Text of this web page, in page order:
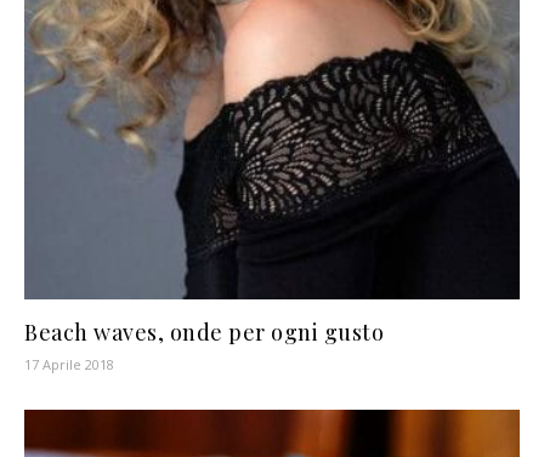
Beach waves, onde per ogni gusto
17 Aprile 2018